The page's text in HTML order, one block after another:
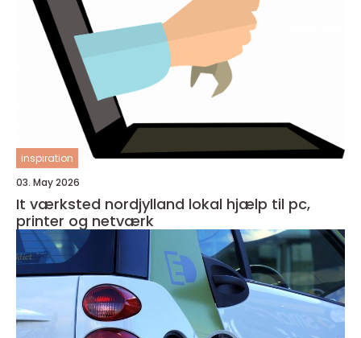
inspiration
03. May 2026
It værksted nordjylland lokal hjælp til pc,
printer og netværk